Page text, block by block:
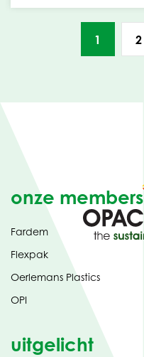
1 2
onze members
Fardem
Flexpak
Oerlemans Plastics
OPI
uitgelicht